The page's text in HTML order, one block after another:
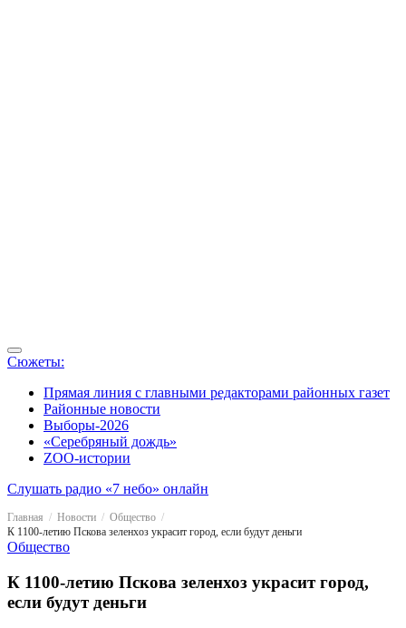
Сюжеты:
Прямая линия с главными редакторами районных газет
Районные новости
Выборы-2026
«Серебряный дождь»
ZOO-истории
Слушать радио «7 небо» онлайн
Главная Новости
Общество
К 1100-летию Пскова зеленхоз украсит город, если будут деньги
Общество
К 1100-летию Пскова зеленхоз украсит город,
если будут деньги